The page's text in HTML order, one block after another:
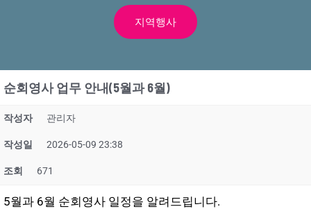
지역행사
순회영사 업무 안내(5월과 6월)
작성자 관리자
작성일 2026-05-09 23:38
조회 671
5월과 6월 순회영사 일정을 알려드립니다.